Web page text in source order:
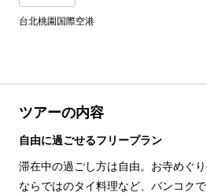
台北桃園国際空港
ツアーの内容
自由に過ごせるフリープラン
滞在中の過ごし方は自由。お寺めぐ
ならではのタイ料理など、バンコク